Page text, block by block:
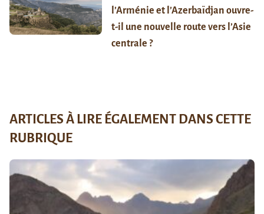
l’Arménie et l’Azerbaïdjan ouvre-
t-il une nouvelle route vers l’Asie
centrale ?
ARTICLES À LIRE ÉGALEMENT DANS CETTE
RUBRIQUE